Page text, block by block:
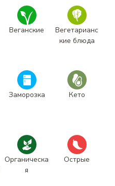
Веганские
Вегетарианс
кие блюда
Заморозка Кето
Органическа
я
Острые